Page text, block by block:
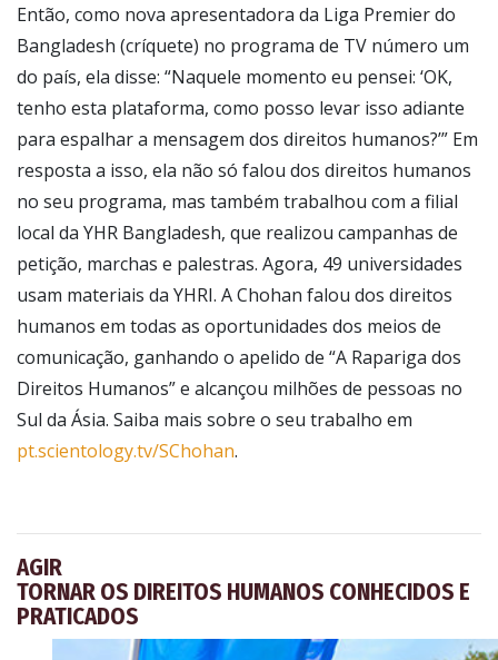
Então, como nova apresentadora da Liga Premier do
Bangladesh (críquete) no programa de TV número um
do país, ela disse: “Naquele momento eu pensei: ‘OK,
tenho esta plataforma, como posso levar isso adiante
para espalhar a mensagem dos direitos humanos?’” Em
resposta a isso, ela não só falou dos direitos humanos
no seu programa, mas também trabalhou com a filial
local da YHR Bangladesh, que realizou campanhas de
petição, marchas e palestras. Agora, 49 universidades
usam materiais da YHRI. A Chohan falou dos direitos
humanos em todas as oportunidades dos meios de
comunicação, ganhando o apelido de “A Rapariga dos
Direitos Humanos” e alcançou milhões de pessoas no
Sul da Ásia. Saiba mais sobre o seu trabalho em
pt.scientology.tv/SChohan.
AGIR
TORNAR OS DIREITOS HUMANOS CONHECIDOS E
PRATICADOS